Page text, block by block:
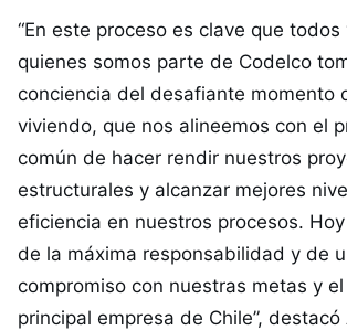
“En este proceso es clave que todos
quienes somos parte de Codelco
conciencia del desafiante momento
viviendo, que nos alineemos con el
común de hacer rendir nuestros
estructurales y alcanzar mejores
eficiencia en nuestros procesos.
de la máxima responsabilidad y de
compromiso con nuestras metas y
principal empresa de Chile”, destacó